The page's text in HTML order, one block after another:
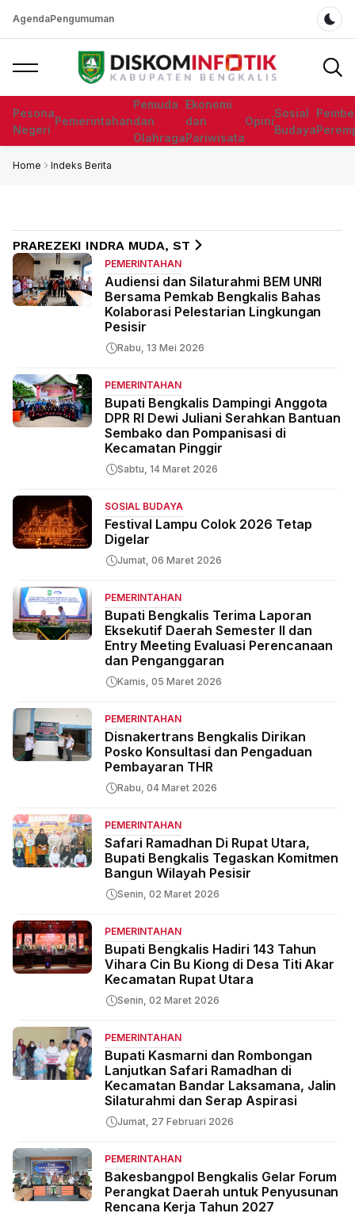
AgendaPengumuman
Pesona
Negeri
Pemerintahan
Pemuda
dan
Olahraga
Ekonomi
dan
Pariwisata
Opini
Sosial
Budaya
Home Indeks Berita
PRAREZEKI INDRA MUDA, ST
PEMERINTAHAN
Audiensi dan Silaturahmi BEM UNRI
Bersama Pemkab Bengkalis Bahas
Kolaborasi Pelestarian Lingkungan
Pesisir
Rabu, 13 Mei 2026
PEMERINTAHAN
Bupati Bengkalis Dampingi Anggota
DPR RI Dewi Juliani Serahkan Bantuan
Sembako dan Pompanisasi di
Kecamatan Pinggir
Sabtu, 14 Maret 2026
SOSIAL BUDAYA
Festival Lampu Colok 2026 Tetap
Digelar
Jumat, 06 Maret 2026
PEMERINTAHAN
Bupati Bengkalis Terima Laporan
Eksekutif Daerah Semester II dan
Entry Meeting Evaluasi Perencanaan
dan Penganggaran
Kamis, 05 Maret 2026
PEMERINTAHAN
Disnakertrans Bengkalis Dirikan
Posko Konsultasi dan Pengaduan
Pembayaran THR
Rabu, 04 Maret 2026
PEMERINTAHAN
Safari Ramadhan Di Rupat Utara,
Bupati Bengkalis Tegaskan Komitmen
Bangun Wilayah Pesisir
Senin, 02 Maret 2026
PEMERINTAHAN
Bupati Bengkalis Hadiri 143 Tahun
Vihara Cin Bu Kiong di Desa Titi Akar
Kecamatan Rupat Utara
Senin, 02 Maret 2026
PEMERINTAHAN
Bupati Kasmarni dan Rombongan
Lanjutkan Safari Ramadhan di
Kecamatan Bandar Laksamana, Jalin
Silaturahmi dan Serap Aspirasi
Jumat, 27 Februari 2026
PEMERINTAHAN
Bakesbangpol Bengkalis Gelar Forum
Perangkat Daerah untuk Penyusunan
Rencana Kerja Tahun 2027